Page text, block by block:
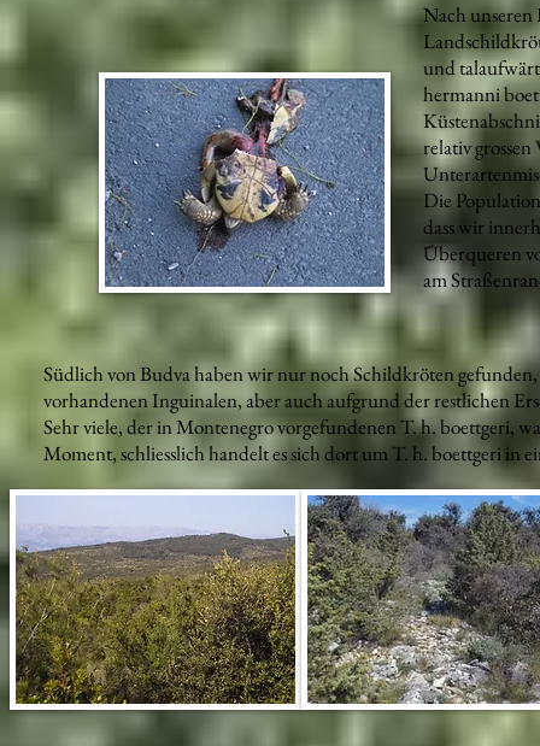
Nach unseren
und
hermanni
relativ
Die
dass wir
Überqueren
am
Südlich von Budva haben wir nur noch Schildkröten
vorhandenen Inguinalen, aber auch aufgrund der restlichen
Sehr viele, der in Montenegro vorgefundenen T. h. boettgeri,
Moment, schliesslich handelt es sich dort um T. h. boettgeri in